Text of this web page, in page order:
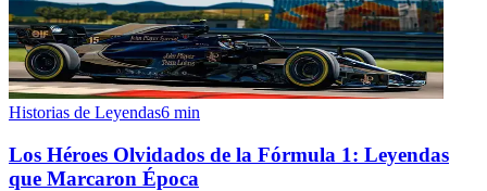
Historias de Leyendas6 min
Los Héroes Olvidados de la Fórmula 1: Leyendas
que Marcaron Época